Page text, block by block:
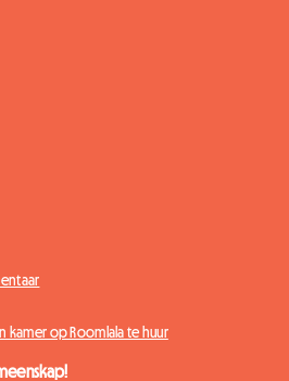
kamer op Roomlala te huur